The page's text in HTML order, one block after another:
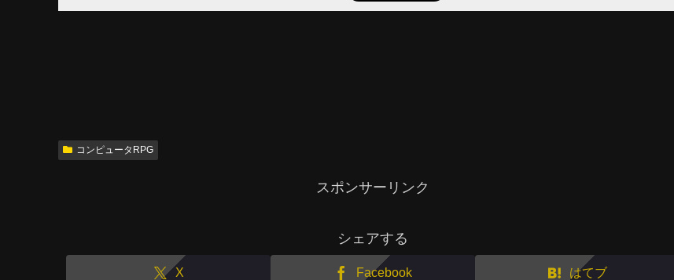
コンピュータRPG
スポンサーリンク
シェアする
X Facebook はてブ